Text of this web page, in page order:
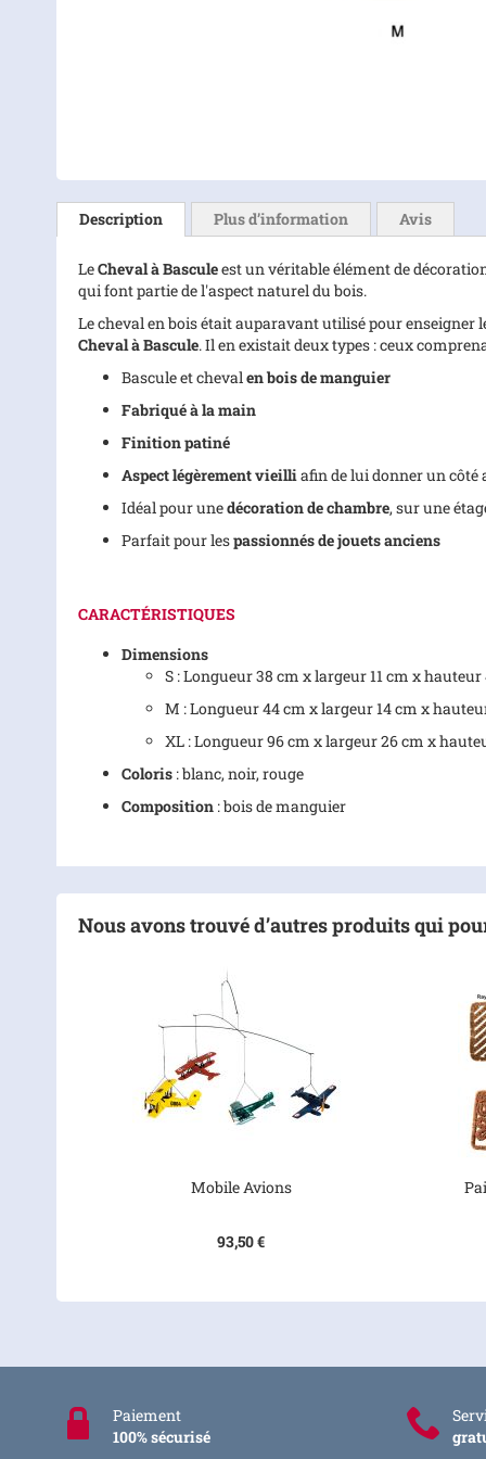
gallery
Description
LeCheval à Basculeest un véritable élément de
qui font partie de l'aspect naturel du bois.
Le cheval en bois était auparavant utilisé pour enseigner
Cheval à Bascule. Il en existait deux types : ceux
Bascule et chevalen bois de manguier
Fabriqué à la main
Finition patiné
Aspect légèrement vieilliafin de lui donner un côté
Idéal pour unedécoration de chambre, sur une
Parfait pour lespassionnés de jouets anciens
CARACTÉRISTIQUES
Dimensions
S : Longueur 38 cm x largeur 11 cm x hauteur
M : Longueur 44 cm x largeur 14 cm x
XL : Longueur 96 cm x largeur 26 cm x
Coloris : blanc, noir, rouge
Composition : bois de manguier
Plus d’information Avis
Nous avons trouvé d’autres produits qui
Mobile Avions
93,50 €
Paiement
100% sécurisé